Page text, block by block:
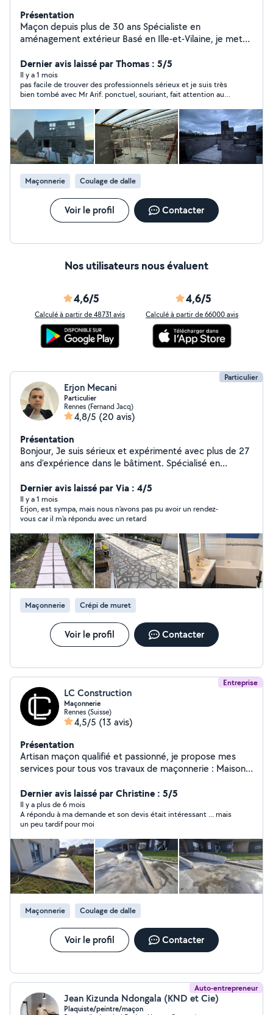
Présentation
Maçon depuis plus de 30 ans Spécialiste en
aménagement extérieur Basé en Ille-et-Vilaine, je mets
gros œuvre et l'aménagement extérieur.
Dernier avis laissé par Thomas : 5/5
Il y a 1 mois
pas facile de trouver des professionnels sérieux et je suis très
bien tombé avec Mr Arif. ponctuel, souriant, fait attention au
besoin d'un avis pour un défaut d'alignement de terrasse en
béton. Mr Arif a corrigé mon problème de suite moyennant
léger supplément. Je recommande et les contacterai à
nouveau si besoin.
Maçonnerie Coulage de dalle
Voir le profil Contacter
Nos utilisateurs nous évaluent
4,6/5
Calculé à partir de 48731 avis
4,6/5
Calculé à partir de 66000 avis
Particulier
Erjon Mecani
Particulier
Rennes (Fernand Jacq)
4,8/5 (20 avis)
Présentation
Bonjour, Je suis sérieux et expérimenté avec plus de 27
ans d'expérience dans le bâtiment. Spécialisé en
peinture. Je réalise un travail propre, soigné et de
qualité. Titulaire d'un diplôme dans le bâtiment obtenu
en Albanie. Disponible rapidement sur Rennes et
alentours. Cordialement, Erjon
Dernier avis laissé par Via : 4/5
Il y a 1 mois
Erjon, est sympa, mais nous n'avons pas pu avoir un rendez-
vous car il m'a répondu avec un retard
Maçonnerie Crépi de muret
Voir le profil Contacter
Entreprise
LC Construction
Maçonnerie
Rennes (Suisse)
4,5/5 (13 avis)
Présentation
Artisan maçon qualifié et passionné, je propose mes
services pour tous vos travaux de maçonnerie : Maisons,
béton armé (finition lissée, balayée, désactivée)
Piscines en béton armé 100 % sur mesure Démolition
de dalles, murs, structures béton Accès difficile ?
J'assure la location de pompe à béton pour un coulage
propre et rapide. Travail soigné, propre, matériaux de
qualité Respect des délais, conseils personnalisés
Assurance décennale incluse Devis gratuit Photos de
chantiers sur demande Disponibilité rapide N'hésitez
pas à me contacter pour toute question ou pour
demander davantage de photos de chantiers réalisés
en privé. Chaque projet est réalisé avec sérieux et
amour du métier. Faites confiance à un pro pour un
résultat durable et esthétique.
Dernier avis laissé par Christine : 5/5
Il y a plus de 6 mois
A répondu à ma demande et son devis était intéressant ... mais
un peu tardif pour moi
Maçonnerie Coulage de dalle
Voir le profil Contacter
Auto-entrepreneur
Jean Kizunda Ndongala (KND et Cie)
Plaquiste/peintre/maçon